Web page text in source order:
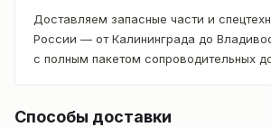
Доставляем запасные части и
России — от Калининграда до
с полным пакетом сопроводительных
Способы доставки